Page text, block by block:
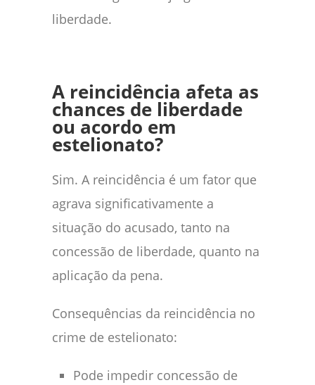
liberdade.
A reincidência afeta as
chances de liberdade
ou acordo em
estelionato?
Sim. A reincidência é um fator que
agrava significativamente a
situação do acusado, tanto na
concessão de liberdade, quanto na
aplicação da pena.
Consequências da reincidência no
crime de estelionato:
Pode impedir concessão de